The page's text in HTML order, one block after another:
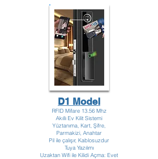
D1 Model
RFID Mifare 13.56 Mhz
Akıllı Ev Kilit Sistemi
Yüztanıma, Kart, Şifre,
Parmakizi, Anahtar
Pil ile çalışır, Kablosuzdur
Tuya Yazılımı
Uzaktan Wifi ile Kilidi Açma: Evet